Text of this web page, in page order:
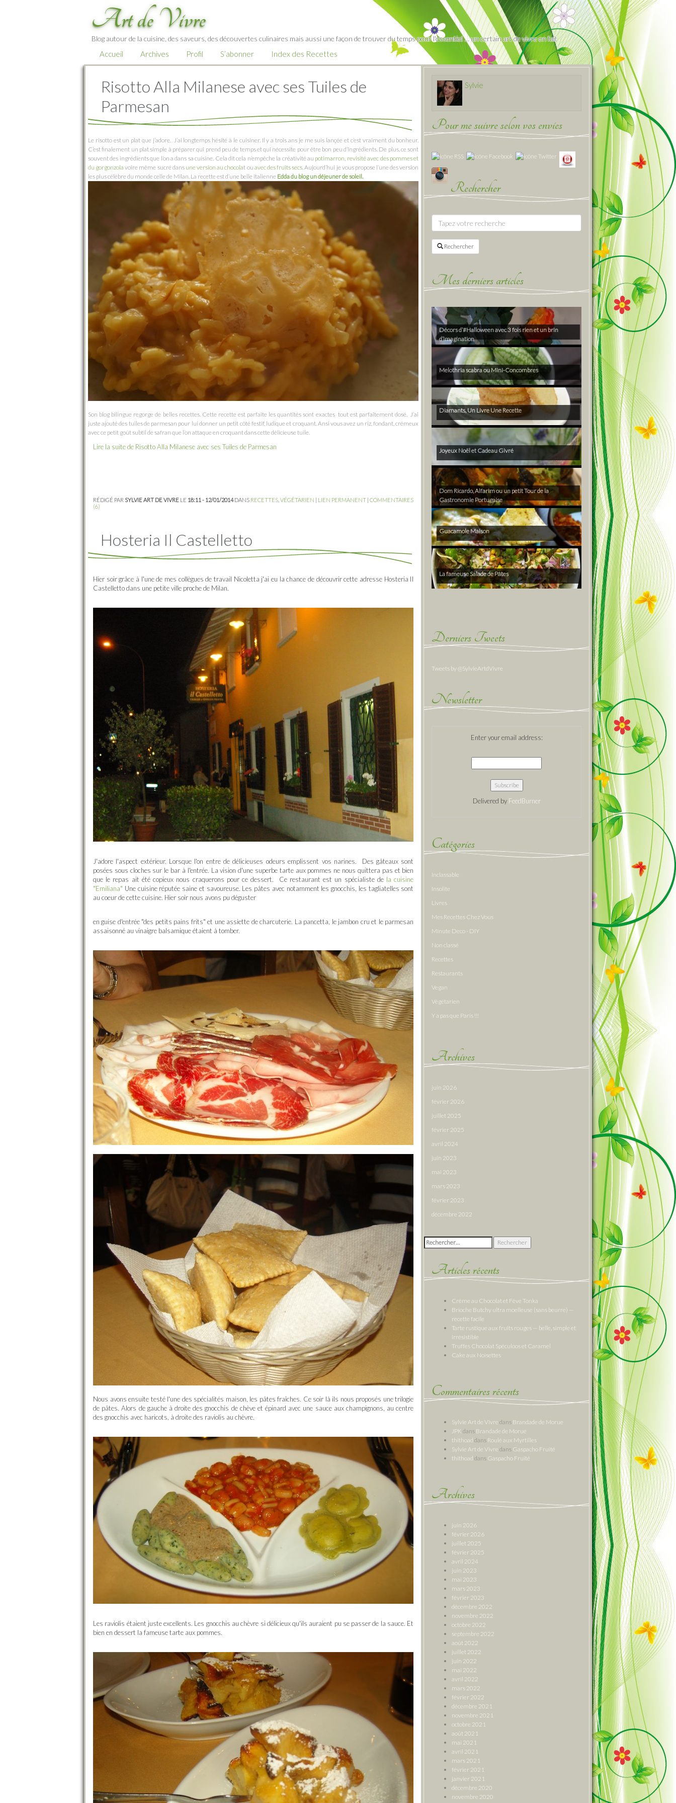
Art de Vivre
Blog autour de la cuisine, des saveurs, des découvertes culinaires mais aussi une façon de trouver du temps pour l'essentiel … un certain art de vivre en fait
Accueil Archives Profil S’abonner Index des Recettes
Risotto Alla Milanese avec ses Tuiles de
Parmesan
Le risotto est un plat que j’adore. J’ai longtemps hésité à le cuisiner. Il y a trois ans je me suis lançée et c’est vraiment du bonheur.
C’est finalement un plat simple à préparer qui prend peu de temps et qui nécessite pour être bon peu d’ingrédients. De plus, ce sont
souvent des ingrédients que l’on a dans sa cuisine. Cela dit cela n’empêche la créativité au potimarron, revisité avec des pommes et
du gorgonzolavoire même sucré dans une version au chocolat ou avec des fruits secs. Aujourd’hui je vous propose l’une des version
les plus célèbre du monde celle de Milan. La recette est d’une belle italienne Edda du blog un déjeuner de soleil.
Son blog bilingue regorge de belles recettes. Cette recette est parfaite les quantités sont exactes tout est parfaitement dosé. J’ai
juste ajouté des tuiles de parmesan pour lui donner un petit côté festif, ludique et croquant. Ansi vous avez un riz, fondant, crémeux
avec ce petit goût subtil de safran que l’on attaque en croquant dans cette délicieuse tuile.
Lire la suite de Risotto Alla Milanese avec ses Tuiles de Parmesan
RÉDIGÉ PAR SYLVIE ART DE VIVRE LE 18:11 - 12/01/2014DANS RECETTES VÉGÉTARIEN LIEN PERMANENT COMMENTAIRES
(6)
Hosteria Il Castelletto
Hier soir grâce à l'une de mes collègues de travail Nicoletta j'ai eu la chance de découvrir cette adresse Hosteria Il
Castelletto dans une petite ville proche de Milan.
J'adore l'aspect extérieur. Lorsque l'on entre de délicieuses odeurs emplissent vos narines. Des gâteaux sont
posées sous cloches sur le bar à l'entrée. La vision d'une superbe tarte aux pommes ne nous quittera pas et bien
que le repas ait été copieux nous craquerons pour ce dessert. Ce restaurant est un spécialiste dela cuisine
"Emiliana" Une cuisine réputée saine et savoureuse. Les pâtes avec notamment les gnocchis, les tagliatelles sont
au coeur de cette cuisine. Hier soir nous avons pu déguster
en guise d'entrée "des petits pains frits" et une assiette de charcuterie. La pancetta, le jambon cru et le parmesan
assaisonné au vinaigre balsamique étaient à tomber.
Nous avons ensuite testé l'une des spécialités maison, les pâtes fraîches. Ce soir là ils nous proposés une trilogie
de pâtes. Alors de gauche à droite des gnocchis de chève et épinard avec une sauce aux champignons, au centre
des gnocchis avec haricots, à droite des raviolis au chèvre.
Les raviolis étaient juste excellents. Les gnocchis au chèvre si délicieux qu'ils auraient pu se passer de la sauce. Et
bien en dessert la fameuse tarte aux pommes.
Sylvie
Pour me suivre selon vos envies
Rechercher
Rechercher
Mes derniers articles
Décors d’#Halloween avec 3 fois rien et un brin
d’imagination
Melothria scabra ou Mini-Concombres
Diamants, Un Livre Une Recette
Joyeux Noël et Cadeau Givré
Dom Ricardo, Alfarim ou un petit Tour de la
Gastronomie Portugaise
Guacamole Maison
La fameuse Salade de Pâtes
Derniers Tweets
Tweets by @SylvieArtdVivre
Newsletter
Enter your email address:
Delivered by FeedBurner
Catégories
Inclassable
Insolite
Livres
Mes Recettes Chez Vous
Minute Deco - DIY
Non classé
Recettes
Restaurants
Vegan
Végétarien
Y a pas que Paris !!!
Archives
juin 2026
février 2026
juillet 2025
février 2025
avril 2024
juin 2023
mai 2023
mars 2023
février 2023
décembre 2022
Rechercher :
Articles récents
Crème au Chocolat et Fève Tonka
Brioche Butchy ultra moelleuse (sans beurre) —
recette facile
Tarte rustique aux fruits rouges — belle, simple et
irrésistible
Truffes Chocolat Spéculoos et Caramel
Cake aux Noisettes
Commentaires récents
Sylvie Art de Vivre dans Brandade de Morue
JPK dans Brandade de Morue
thithoad dans Roulé aux Myrtilles
Sylvie Art de Vivre dans Gaspacho Fruité
thithoad dans Gaspacho Fruité
Archives
juin 2026
février 2026
juillet 2025
février 2025
avril 2024
juin 2023
mai 2023
mars 2023
février 2023
décembre 2022
novembre 2022
octobre 2022
septembre 2022
août 2022
juillet 2022
juin 2022
mai 2022
avril 2022
mars 2022
février 2022
décembre 2021
novembre 2021
octobre 2021
août 2021
mai 2021
avril 2021
mars 2021
février 2021
janvier 2021
décembre 2020
novembre 2020